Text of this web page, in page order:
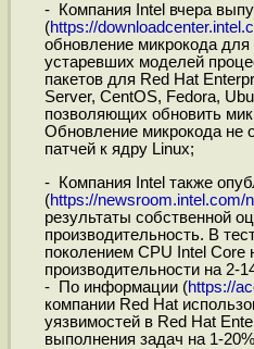
- Компания Intel вчера
(https://
обновление микрокода
устаревших моделей
пакетов для Red Hat
Server, CentOS, Fedora,
позволяющих обновить
Обновление микрокода не
патчей к ядру Linux;
- Компания Intel также
(https://newsroom.intel.com/
результаты собственной
производительность. В
поколением CPU Intel Core
производительности на 2-
- По информации (https://
компании Red Hat
уязвимостей в Red Hat
выполнения задач на 1-